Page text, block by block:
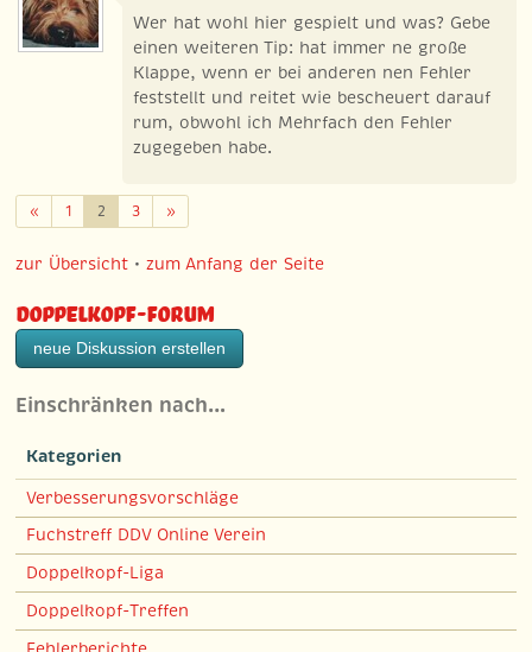
Wer hat wohl hier gespielt und was? Gebe
einen weiteren Tip: hat immer ne große
Klappe, wenn er bei anderen nen Fehler
feststellt und reitet wie bescheuert darauf
rum, obwohl ich Mehrfach den Fehler
zugegeben habe.
«Zurück
1 2 3 »Weiter
zur Übersicht •zum Anfang der Seite
Doppelkopf-Forum
neue Diskussion erstellen
Einschränken nach…
Kategorien
Verbesserungsvorschläge
Fuchstreff DDV Online Verein
Doppelkopf-Liga
Doppelkopf-Treffen